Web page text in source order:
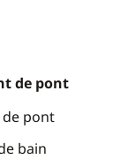
de pont
pont
bain